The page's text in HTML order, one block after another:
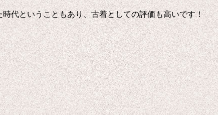
代ということもあり、古着としての評価も高いです！